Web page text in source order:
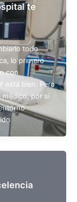
te
todo
lo primero
con
está bien. Pero
médico, por sí